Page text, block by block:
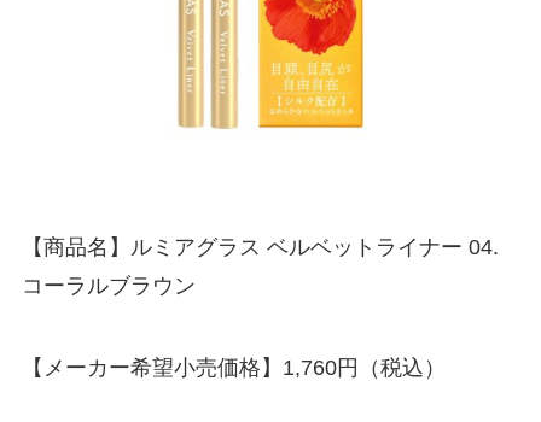
【商品名】ルミアグラス ベルベットライナー 04.
コーラルブラウン
【メーカー希望小売価格】1,760円（税込）